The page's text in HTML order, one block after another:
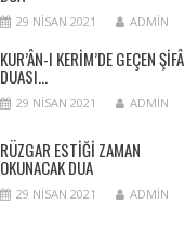
29 NISAN 2021 ADMIN
KUR’ÂN-I KERIM’DE GEÇEN ŞIFÂ
DUASI…
29 NISAN 2021 ADMIN
RÜZGAR ESTIĞI ZAMAN
OKUNACAK DUA
29 NISAN 2021 ADMIN